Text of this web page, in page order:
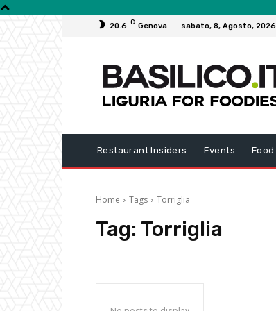
20.6 C Genova sabato, 8, Agosto, 2026
Restaurant Insiders Events Food
Home Tags Torriglia
Tag: Torriglia